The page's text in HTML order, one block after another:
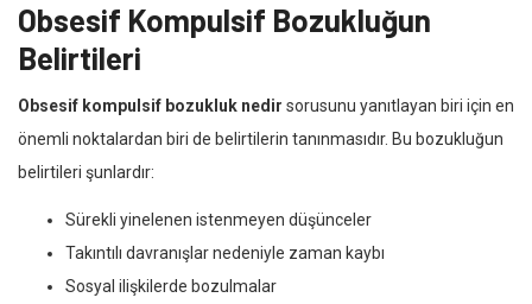
Obsesif Kompulsif Bozukluğun
Belirtileri
Obsesif kompulsif bozukluk nedir sorusunu yanıtlayan biri için en
önemli noktalardan biri de belirtilerin tanınmasıdır. Bu bozukluğun
belirtileri şunlardır:
Sürekli yinelenen istenmeyen düşünceler
Takıntılı davranışlar nedeniyle zaman kaybı
Sosyal ilişkilerde bozulmalar